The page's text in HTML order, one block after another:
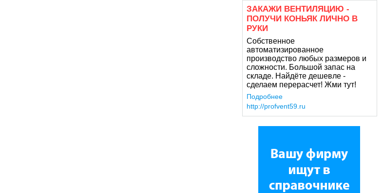
ЗАКАЖИ ВЕНТИЛЯЦИЮ -
ПОЛУЧИ КОНЬЯК ЛИЧНО В
РУКИ
Собственное
автоматизированное
производство любых размеров и
сложности. Большой запас на
складе. Найдёте дешевле -
сделаем перерасчет! Жми тут!
Подробнее
http://profvent59.ru